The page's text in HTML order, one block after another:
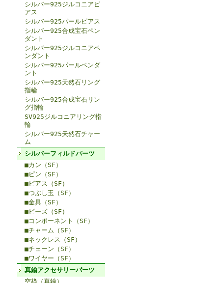
シルバー925ジルコニアピ
アス
シルバー925パールピアス
シルバー925合成宝石ペン
ダント
シルバー925ジルコニアペ
ンダント
シルバー925パールペンダ
ント
シルバー925天然石リング
指輪
シルバー925合成宝石リン
グ指輪
SV925ジルコニアリング指
輪
シルバー925天然石チャー
ム
シルバーフィルドパーツ
■カン（SF）
■ピン（SF）
■ピアス（SF）
■つぶし玉（SF）
■金具（SF）
■ビーズ（SF）
■コンポーネント（SF）
■チャーム（SF）
■ネックレス（SF）
■チェーン（SF）
■ワイヤー（SF）
真鍮アクセサリーパーツ
空枠（真鍮）